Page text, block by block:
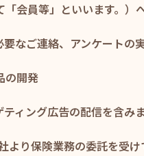
会員等」といいます。）
なご連絡、アンケートの
の開発
ィング広告の配信を含み
り保険業務の委託を受け